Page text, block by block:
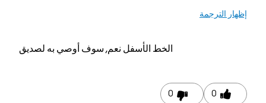
إظهار الترجمة
الخط الأسفلنعم, سوف أوصي به لصديق
0
0